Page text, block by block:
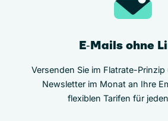
E‑Mails ohne
Versenden Sie im Flatrate-
Newsletter im Monat an Ihre
flexiblen Tarifen für